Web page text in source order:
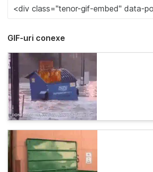
GIF-uri conexe